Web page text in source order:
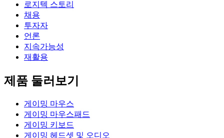
로지텍 스토리
채용
투자자
언론
지속가능성
재활용
제품 둘러보기
게이밍 마우스
게이밍 마우스패드
게이밍 키보드
게이밍 헤드셋 및 오디오